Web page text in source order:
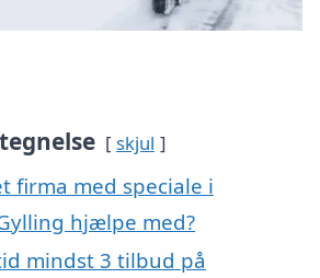
skjul
firma med speciale i
hjælpe med?
mindst 3 tilbud på